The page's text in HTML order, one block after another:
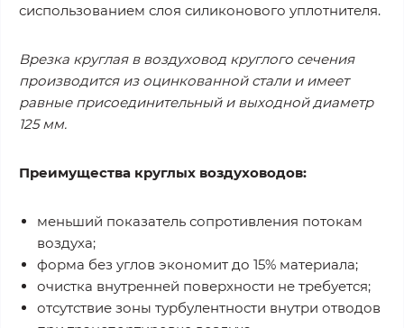
сиспользованием слоя силиконового уплотнителя.
Врезка круглая в воздуховод круглого сечения
производится из оцинкованной стали и имеет
равные присоединительный и выходной диаметр
125 мм.
Преимущества круглых воздуховодов:
меньший показатель сопротивления потокам
воздуха;
форма без углов экономит до 15% материала;
очистка внутренней поверхности не требуется;
отсутствие зоны турбулентности внутри отводов